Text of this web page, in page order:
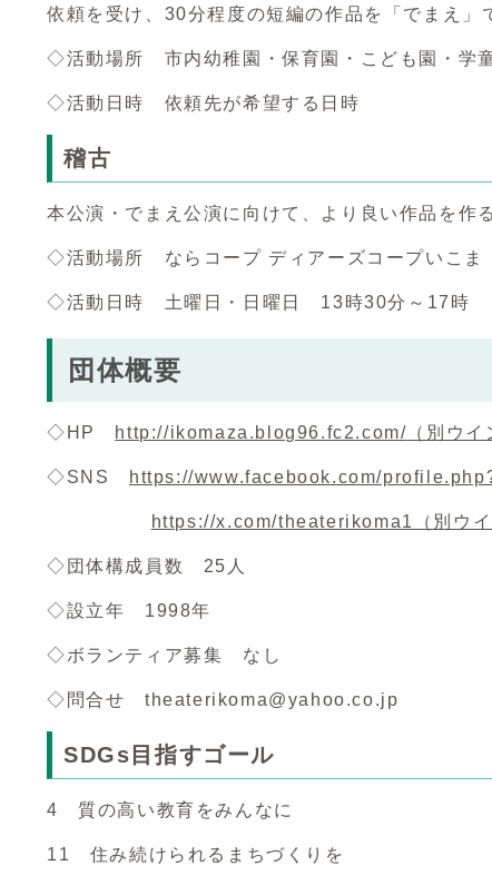
依頼を受け、30分程度の短編の作品を「でまえ」
◇活動場所 市内幼稚園・保育園・こども園・学
◇活動日時 依頼先が希望する日時
稽古
本公演・でまえ公演に向けて、より良い作品を作
◇活動場所 ならコープ ディアーズコープいこま
◇活動日時 土曜日・日曜日 13時30分～17時
団体概要
◇HP http://ikomaza.blog96.fc2.com/ （別ウ
◇SNS https://www.facebook.com/
https://x.com/theaterikoma1 （別ウ
◇団体構成員数 25人
◇設立年 1998年
◇ボランティア募集 なし
◇問合せ theaterikoma@yahoo.co.jp
SDGs目指すゴール
4 質の高い教育をみんなに
11 住み続けられるまちづくりを